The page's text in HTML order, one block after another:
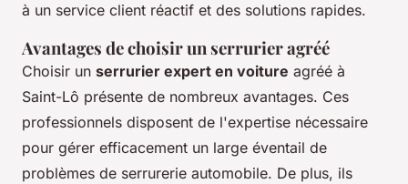
à un service client réactif et des solutions rapides.
Avantages de choisir un serrurier agréé
Choisir un serrurier expert en voiture agréé à
Saint-Lô présente de nombreux avantages. Ces
professionnels disposent de l'expertise nécessaire
pour gérer efficacement un large éventail de
problèmes de serrurerie automobile. De plus, ils